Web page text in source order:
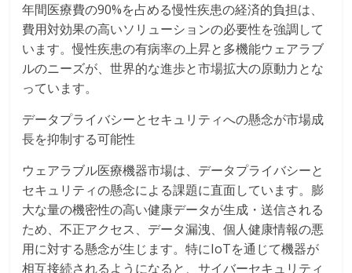
年間医療費の90%を占める慢性疾患の経済的負担は、
費用対効果の高いソリューションの必要性を強調して
います。慢性疾患の有病率の上昇と多機能ウェアラブ
ルのニーズが、世界的な進歩と市場拡大の原動力とな
っています。
データプライバシーとセキュリティへの懸念が市場成
長を抑制する可能性
ウェアラブル医療機器市場は、データプライバシーと
セキュリティの懸念による課題に直面しています。膨
大な量の機密性の高い健康データが生成・送信される
ため、不正アクセス、データ漏洩、個人健康情報の悪
用に対する懸念が生じます。特にIoTを通じて機器が
相互接続されるようになると、サイバーセキュリティ